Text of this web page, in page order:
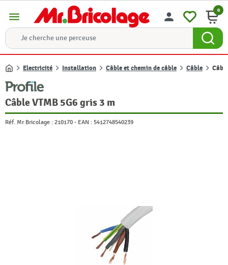
menu person 0
Accueil
Electricité Installation Câble et chemin de câble Câble
Câble VTMB 5G6 gris 3 m
Réf. Mr Bricolage : 210170 - EAN : 5412748540239